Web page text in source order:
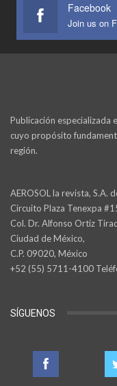
Facebook
Publicación especializada
cuyo propósito
región.
AEROSOL la revista, S.A.
Circuito Plaza Tenexpa
Col. Dr. Alfonso Ortiz
Ciudad de México,
C.P. 09020, México
+52 (55) 5711-4100
SÍGUENOS